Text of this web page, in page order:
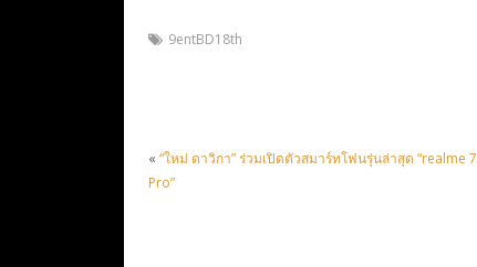
9entBD18th
«“ใหม่ ดาวิกา” ร่วมเปิดตัวสมาร์ทโฟนรุ่นล่าสุด “realme 7
Pro”